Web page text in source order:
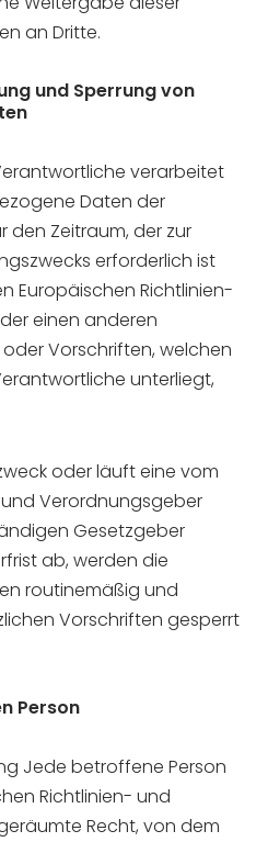
an Dritte.
und Sperrung von
verarbeitet
Daten der
den Zeitraum, der zur
erforderlich ist
Europäischen Richtlinien-
einen anderen
Vorschriften, welchen
unterliegt,
oder läuft eine vom
Verordnungsgeber
Gesetzgeber
ab, werden die
routinemäßig und
Vorschriften gesperrt
Person
Jede betroffene Person
Richtlinien- und
Recht, von dem